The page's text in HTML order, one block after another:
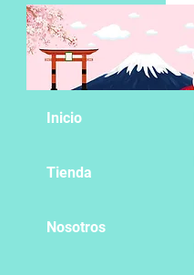
Inicio
Tienda
Nosotros